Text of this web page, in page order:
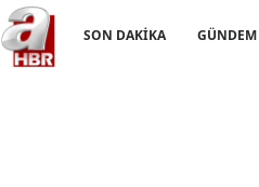
SON DAKİKA GÜNDEM